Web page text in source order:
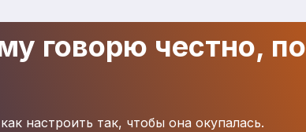
говорю честно, по
настроить так, чтобы она окупалась.